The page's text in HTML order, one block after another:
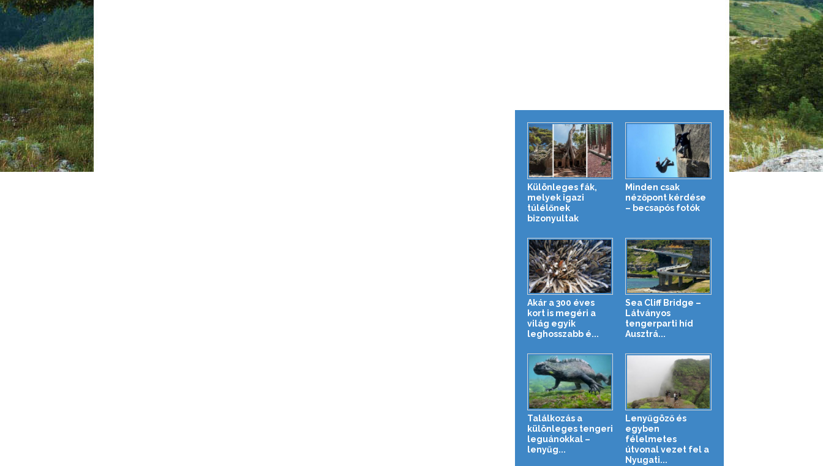
Különleges fák,
melyek igazi
túlélőnek
bizonyultak
Minden csak
nézőpont kérdése
– becsapós fotók
Akár a 300 éves
kort is megéri a
világ egyik
leghosszabb é...
Sea Cliff Bridge –
Látványos
tengerparti híd
Ausztrá...
Találkozás a
különleges tengeri
leguánokkal –
lenyűg...
Lenyűgöző és
egyben
félelmetes
útvonal vezet fel a
Nyugati...